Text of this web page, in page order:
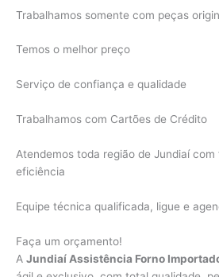
Trabalhamos somente com peças
Temos o melhor preço
Serviço de confiança e qualidade
Trabalhamos com Cartões de Crédito
Atendemos toda região de Jundiaí
eficiência
Equipe técnica qualificada, ligue e
Faça um orçamento!
A Jundiaí Assistência Forno